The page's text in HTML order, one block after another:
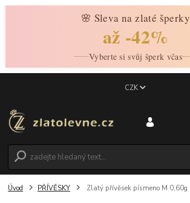
🌸 Sleva na zlaté šperky
až -42%
Vyberte si svůj šperk včas
CZK
Úvod PŘÍVĚSKY Zlatý přívěsek písmeno M 0,60g